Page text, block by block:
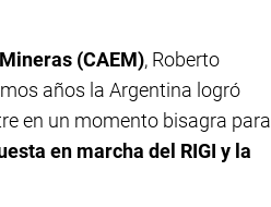
(CAEM), Roberto
años la Argentina logró
en un momento bisagra para
en marcha del RIGI y la